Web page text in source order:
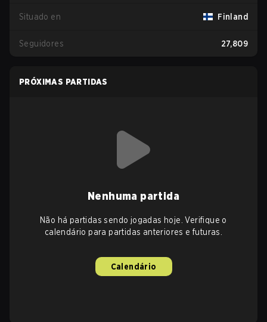
Situado en Finland
Seguidores 27,809
PRÓXIMAS PARTIDAS
Nenhuma partida
Não há partidas sendo jogadas hoje. Verifique o
calendário para partidas anteriores e futuras.
Calendário